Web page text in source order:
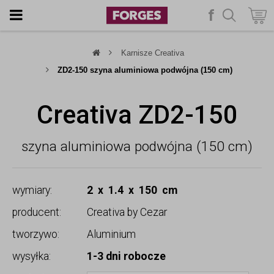
f szukaj
Karnisze Creativa
ZD2-150 szyna aluminiowa podwójna (150 cm)
szyna aluminiowa podwójna (150 cm)
Creativa ZD2-150
wymiary:
2 x 1.4 x 150 cm
producent:
Creativa by Cezar
tworzywo:
Aluminium
wysyłka:
1-3 dni robocze